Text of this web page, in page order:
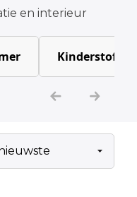
en interieur
Kinderstoffen